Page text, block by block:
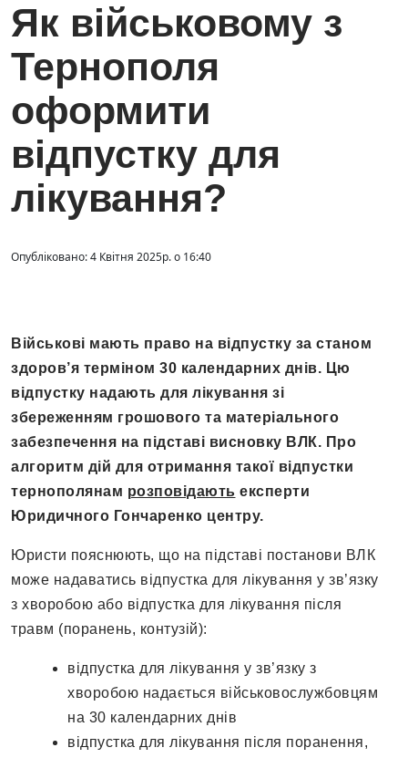
Як військовому з
Тернополя
оформити
відпустку для
лікування?
Опубліковано: 4 Квітня 2025р. о 16:40
Військові мають право на відпустку за станом
здоров’я терміном 30 календарних днів. Цю
відпустку надають для лікування зі
збереженням грошового та матеріального
забезпечення на підставі висновку ВЛК. Про
алгоритм дій для отримання такої відпустки
тернополянам розповідають експерти
Юридичного Гончаренко центру.
Юристи пояснюють, що на підставі постанови ВЛК
може надаватись відпустка для лікування у зв’язку
з хворобою або відпустка для лікування після
травм (поранень, контузій):
відпустка для лікування у зв’язку з
хворобою надається військовослужбовцям
на 30 календарних днів
відпустка для лікування після поранення,